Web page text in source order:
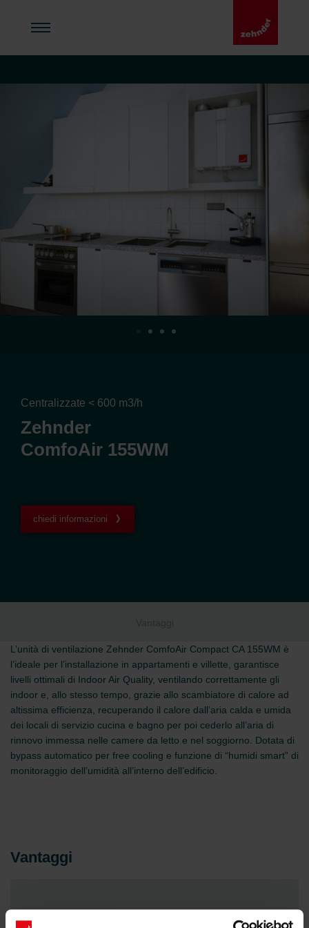
Centralizzate < 600 m3/h
Zehnder
ComfoAir 155WM
chiedi informazioni
Vantaggi
L’unità di ventilazione Zehnder ComfoAir Compact CA 155WM è
l’ideale per l’installazione in appartamenti e villette, garantisce
livelli ottimali di Indoor Air Quality, ventilando correttamente gli
indoor e, allo stesso tempo, grazie allo scambiatore di calore ad
altissima efficienza, recuperando il calore dall’aria calda e umida
dei locali di servizio cucina e bagno per poi cederlo all’aria di
rinnovo immessa nelle camere da letto e nel soggiorno. Dotata di
bypass automatico per free cooling e funzione di “humidi smart” di
monitoraggio dell’umidità all’interno dell’edificio.
Vantaggi